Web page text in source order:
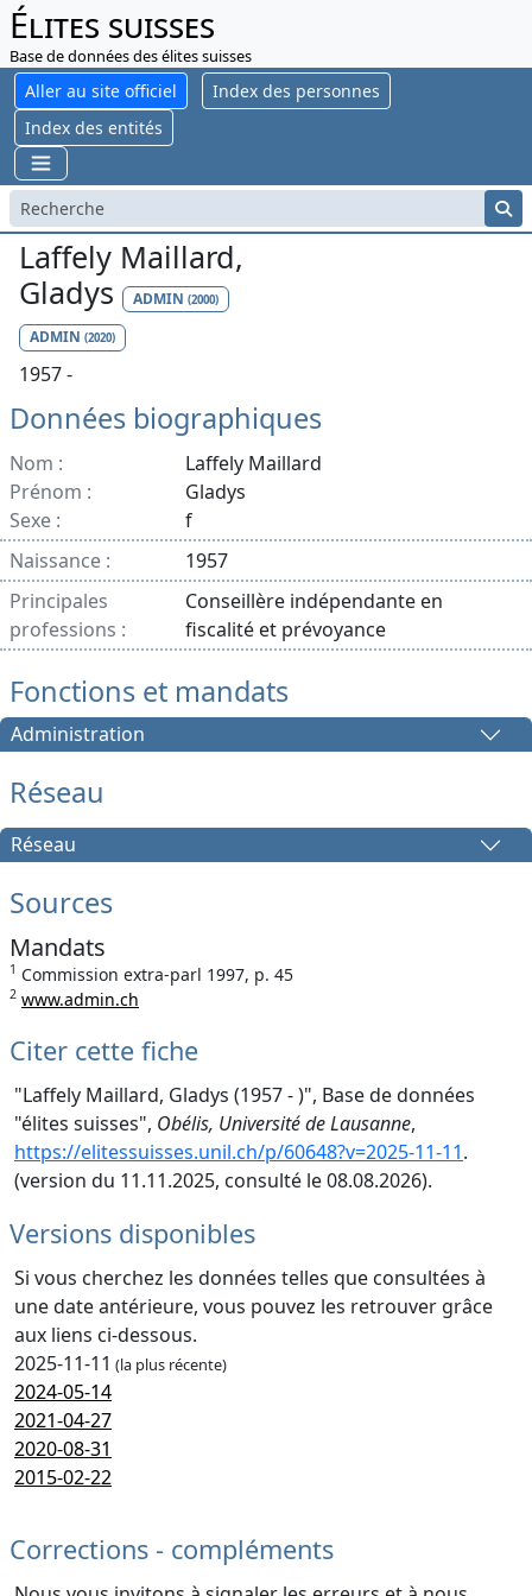
Élites suisses
Base de données des élites suisses
Aller au site officiel
Index des personnes
Index des entités
Laffely Maillard,
Gladys
ADMIN (2000)
ADMIN (2020)
1957 -
Données biographiques
Nom :
Laffely Maillard
Prénom :
Gladys
Sexe :
f
Naissance :
1957
Principales
professions :
Conseillère indépendante en
fiscalité et prévoyance
Fonctions et mandats
Administration
Réseau
Réseau
Sources
Mandats
1 Commission extra-parl 1997, p. 45
2 www.admin.ch
Citer cette fiche
"Laffely Maillard, Gladys (1957 - )", Base de données
"élites suisses", Obélis, Université de Lausanne,
https://elitessuisses.unil.ch/p/60648?v=2025-11-11.
(version du 11.11.2025, consulté le 08.08.2026).
Versions disponibles
Si vous cherchez les données telles que consultées à
une date antérieure, vous pouvez les retrouver grâce
aux liens ci-dessous.
2025-11-11 (la plus récente)
2024-05-14
2021-04-27
2020-08-31
2015-02-22
Corrections - compléments